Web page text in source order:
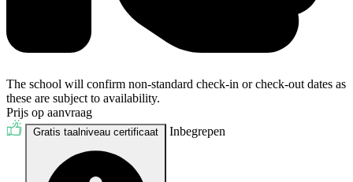
The school will confirm non-standard check-in or check-out dates as
these are subject to availability.
Prijs op aanvraag
Gratis taalniveau certificaat Inbegrepen